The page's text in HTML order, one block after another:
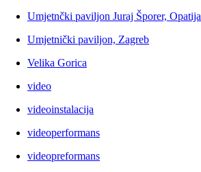
Umjetnčki paviljon Juraj Šporer, Opatija
Umjetnički paviljon, Zagreb
Velika Gorica
video
videoinstalacija
videoperformans
videopreformans